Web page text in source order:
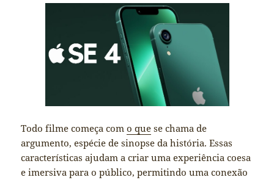
Todo filme começa como que se chama de
argumento, espécie de sinopse da história. Essas
características ajudam a criar uma experiência coesa
e imersiva para o público, permitindo uma conexão